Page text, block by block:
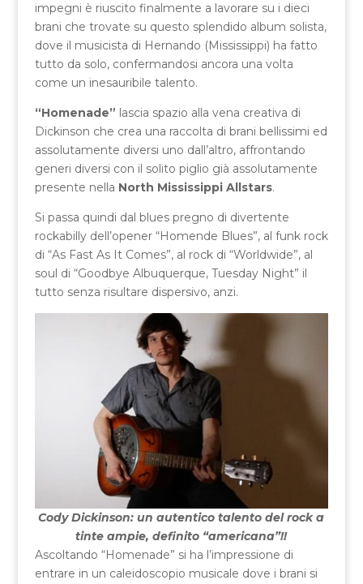
impegni è riuscito finalmente a lavorare su i dieci
brani che trovate su questo splendido album solista,
dove il musicista di Hernando (Mississippi) ha fatto
tutto da solo, confermandosi ancora una volta
come un inesauribile talento.
“Homenade” lascia spazio alla vena creativa di
Dickinson che crea una raccolta di brani bellissimi ed
assolutamente diversi uno dall’altro, affrontando
generi diversi con il solito piglio già assolutamente
presente nella North Mississippi Allstars.
Si passa quindi dal blues pregno di divertente
rockabilly dell’opener “Homende Blues”, al funk rock
di “As Fast As It Comes”, al rock di “Worldwide”, al
soul di “Goodbye Albuquerque, Tuesday Night” il
tutto senza risultare dispersivo, anzi.
Cody Dickinson: un autentico talento del rock a
tinte ampie, definito “americana”!!
Ascoltando “Homenade” si ha l’impressione di
entrare in un caleidoscopio musicale dove i brani si